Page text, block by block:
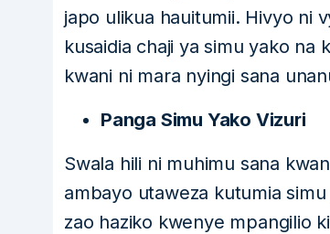
japo ulikua hauitumii. Hivyo ni
kusaidia chaji ya simu yako na
kwani ni mara nyingi sana
Panga Simu Yako Vizuri
Swala hili ni muhimu sana
ambayo utaweza kutumia
zao haziko kwenye mpangilio